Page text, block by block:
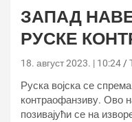
ЗАПАД
РУСКЕ
18. август 2023. | 10:24
Руска војска се
контраофанзиву. Ово
позивајући се на